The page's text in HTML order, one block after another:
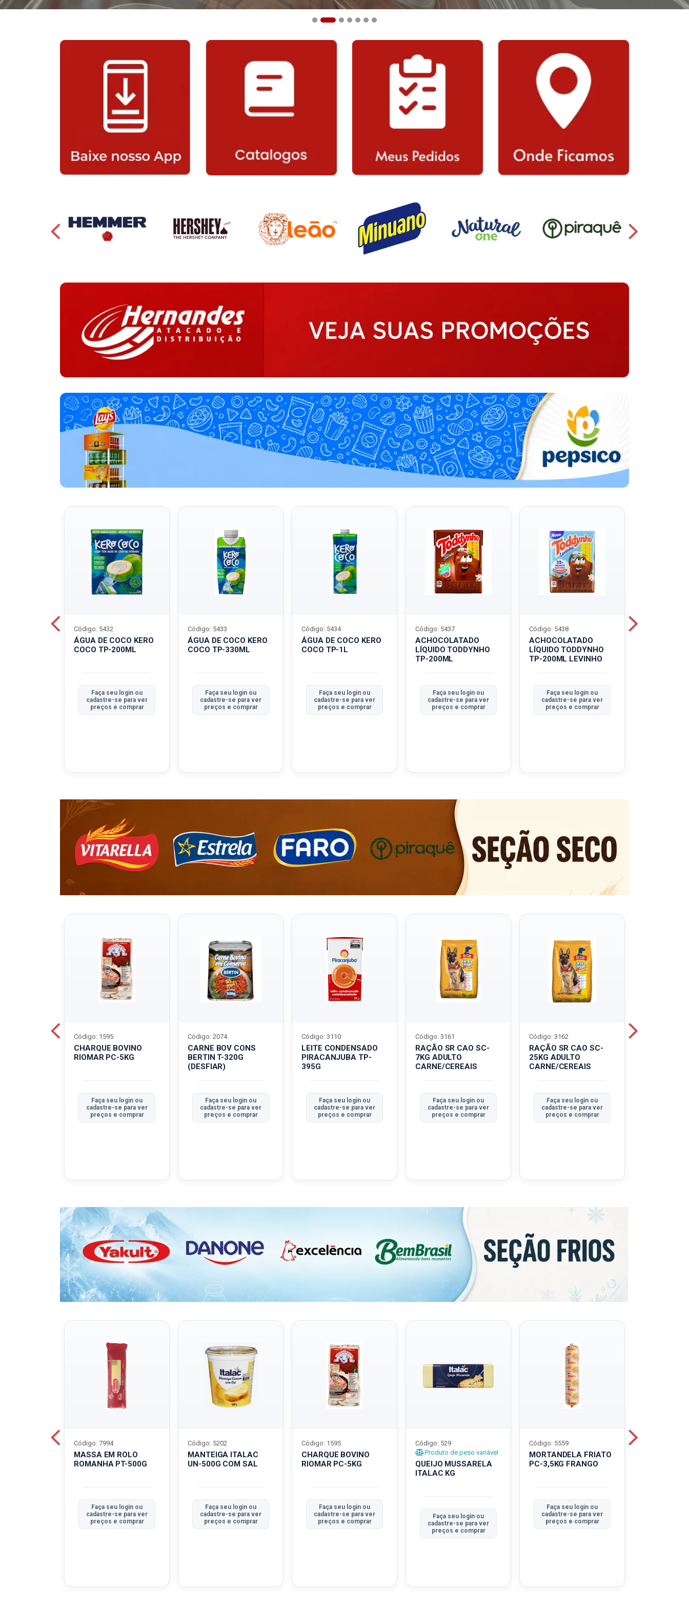
ÁGUA DE COCO KERO
COCO TP-200ML
Código: 5432
Faça seu login ou
cadastre-se para ver
preços e comprar
ÁGUA DE COCO KERO
COCO TP-330ML
Código: 5433
Faça seu login ou
cadastre-se para ver
preços e comprar
ÁGUA DE COCO KERO
COCO TP-1L
Código: 5434
Faça seu login ou
cadastre-se para ver
preços e comprar
ACHOCOLATADO
LÍQUIDO TODDYNHO
TP-200ML
Código: 5437
Faça seu login ou
cadastre-se para ver
preços e comprar
ACHOCOLATADO
LÍQUIDO TODDYNHO
TP-200ML LEVINHO
Código: 5438
Faça seu login ou
cadastre-se para ver
preços e comprar
CHARQUE BOVINO
RIOMAR PC-5KG
Código: 1595
Faça seu login ou
cadastre-se para ver
preços e comprar
CARNE BOV CONS
BERTIN T-320G
(DESFIAR)
Código: 2074
Faça seu login ou
cadastre-se para ver
preços e comprar
LEITE CONDENSADO
PIRACANJUBA TP-
395G
Código: 3110
Faça seu login ou
cadastre-se para ver
preços e comprar
RAÇÃO SR CAO SC-
7KG ADULTO
CARNE/CEREAIS
Código: 3161
Faça seu login ou
cadastre-se para ver
preços e comprar
RAÇÃO SR CAO SC-
25KG ADULTO
CARNE/CEREAIS
Código: 3162
Faça seu login ou
cadastre-se para ver
preços e comprar
MASSA EM ROLO
ROMANHA PT-500G
Código: 7994
Faça seu login ou
cadastre-se para ver
preços e comprar
MANTEIGA ITALAC
UN-500G COM SAL
Código: 5202
Faça seu login ou
cadastre-se para ver
preços e comprar
CHARQUE BOVINO
RIOMAR PC-5KG
Código: 1595
Faça seu login ou
cadastre-se para ver
preços e comprar
QUEIJO MUSSARELA
ITALAC KG
Código: 529
Produto de peso variável
Faça seu login ou
cadastre-se para ver
preços e comprar
MORTANDELA FRIATO
PC-3,5KG FRANGO
Código: 5559
Faça seu login ou
cadastre-se para ver
preços e comprar